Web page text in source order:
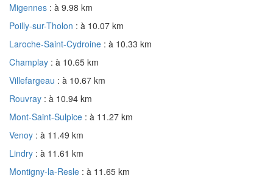
Migennes : à 9.98 km
Poilly-sur-Tholon : à 10.07 km
Laroche-Saint-Cydroine : à 10.33 km
Champlay : à 10.65 km
Villefargeau : à 10.67 km
Rouvray : à 10.94 km
Mont-Saint-Sulpice : à 11.27 km
Venoy : à 11.49 km
Lindry : à 11.61 km
Montigny-la-Resle : à 11.65 km